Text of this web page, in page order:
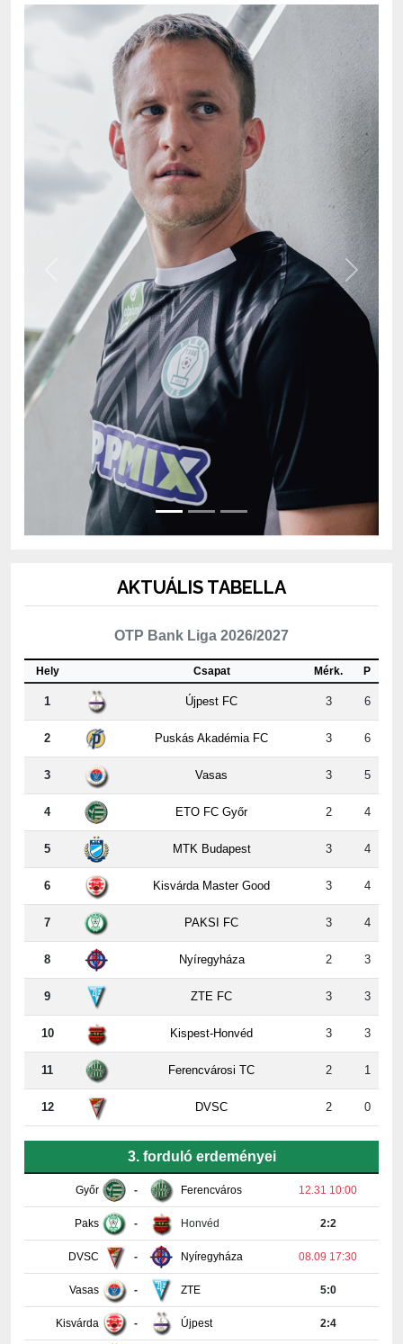
Next
OTP Bank Liga 2026/2027
Csapat
1 Újpest FC 3 6
2 Puskás Akadémia FC 3 6
3 Vasas 3 5
4 ETO FC Győr 2 4
5 MTK Budapest 3 4
6 Kisvárda Master Good 3 4
7 PAKSI FC 3 4
8 Nyíregyháza 2 3
9 ZTE FC 3 3
10 Kispest-Honvéd 3 3
11 Ferencvárosi TC 2 1
12 DVSC 2 0
- Ferencváros
Paks Honvéd 2:2
DVSC Nyíregyháza 08.09 17:30
Vasas ZTE 5:0
Kisvárda Újpest 2:4
MTK PAFC 2:3